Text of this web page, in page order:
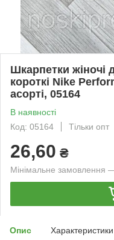
Шкарпетки жіночі
короткі Nike
асорті, 05164
В наявності
Код: 05164
Тільки опт
26,60 ₴
Мінімальне замовлення
Опис Характеристики